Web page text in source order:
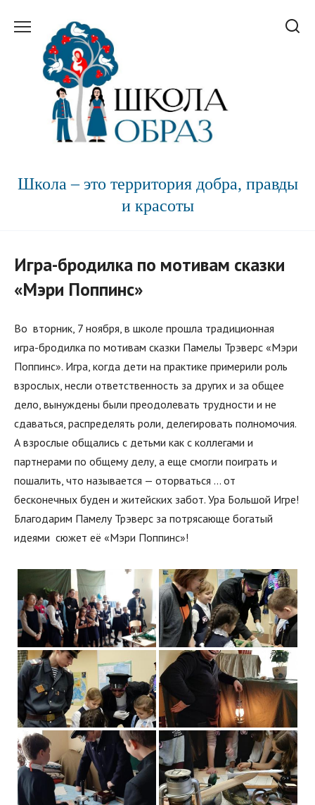
содержанию
Школа – это территория добра, правды
и красоты
Игра-бродилка по мотивам сказки
«Мэри Поппинс»
Во вторник, 7 ноября, в школе прошла традиционная
игра-бродилка по мотивам сказки Памелы Трэверс «Мэри
Поппинс». Игра, когда дети на практике примерили роль
взрослых, несли ответственность за других и за общее
дело, вынуждены были преодолевать трудности и не
сдаваться, распределять роли, делегировать полномочия.
А взрослые общались с детьми как с коллегами и
партнерами по общему делу, а еще смогли поиграть и
пошалить, что называется — оторваться … от
бесконечных буден и житейских забот. Ура Большой Игре!
Благодарим Памелу Трэверс за потрясающе богатый
идеями сюжет её «Мэри Поппинс»!